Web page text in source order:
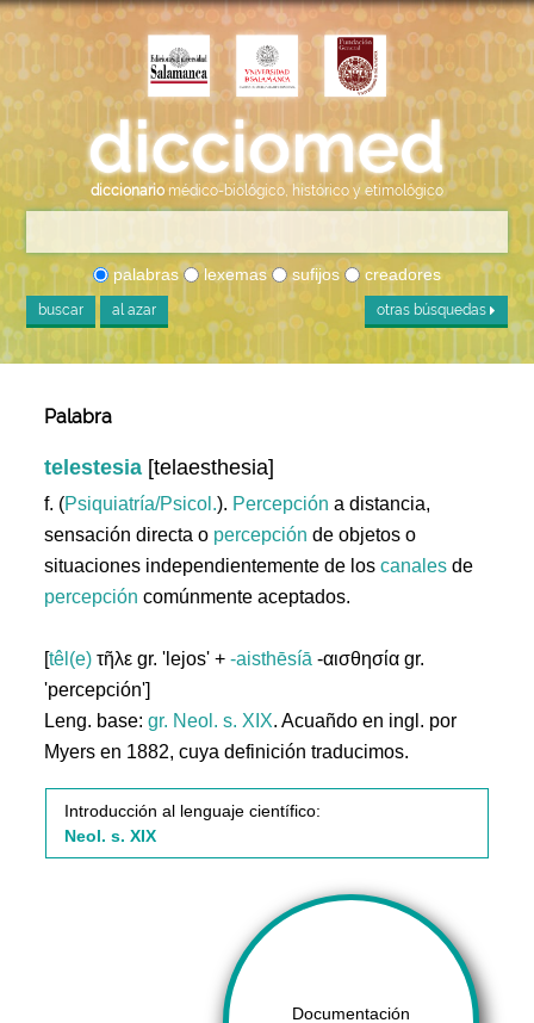
diccionario médico-biológico, histórico y etimológico
palabras lexemas sufijos creadores
buscar al azar otras búsquedas
Palabra
telestesia [telaesthesia]
f. (Psiquiatría/Psicol.). Percepción a distancia,
sensación directa o percepción de objetos o
situaciones independientemente de loscanales de
percepción comúnmente aceptados.
[têl(e) τῆλε gr. 'lejos' +-aisthēsíā -αισθησία gr.
'percepción']
Leng. base:gr. Neol. s. XIX. Acuañdo en ingl. por
Myers en 1882, cuya definición traducimos.
Introducción al lenguaje científico:
Neol. s. XIX
Documentación